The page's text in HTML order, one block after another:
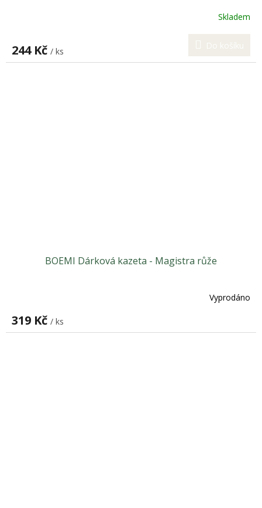
Skladem
244 Kč / ks
Do košíku
BOEMI Dárková kazeta - Magistra růže
Vyprodáno
319 Kč / ks